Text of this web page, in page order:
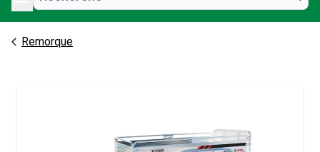
Remorque